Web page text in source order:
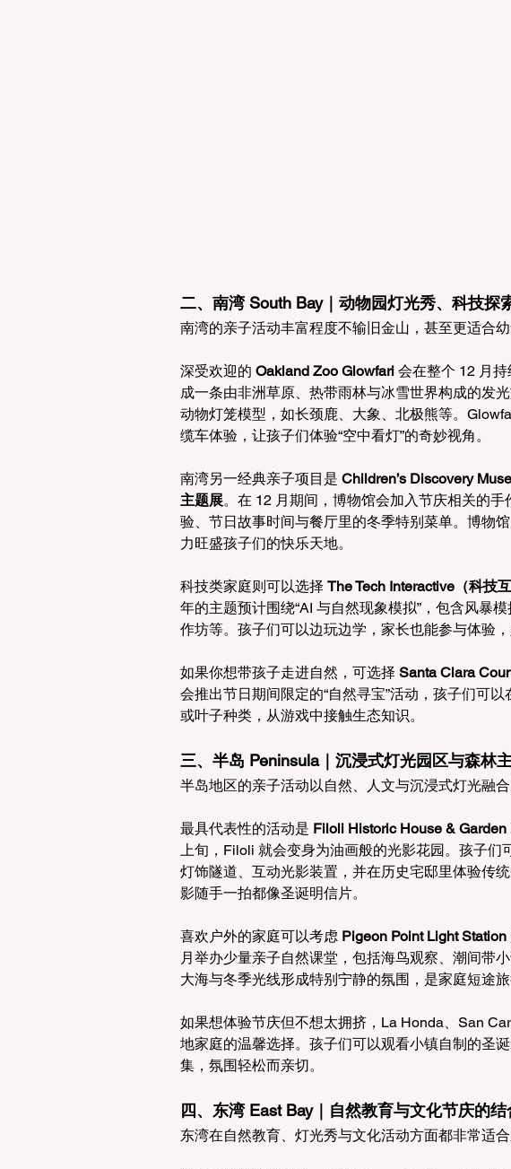
二、南湾 South Bay｜动物园灯光秀、科技探
南湾的亲子活动丰富程度不输旧金山，甚至更适合
深受欢迎的 Oakland Zoo Glowfari 会在整个 12 月
成一条由非洲草原、热带雨林与冰雪世界构成的发
动物灯笼模型，如长颈鹿、大象、北极熊等。
缆车体验，让孩子们体验“空中看灯”的奇妙视角。
南湾另一经典亲子项目是 Children’s Discovery
主题展。在 12 月期间，博物馆会加入节庆相关的
验、节日故事时间与餐厅里的冬季特别菜单。博物
力旺盛孩子们的快乐天地。
科技类家庭则可以选择 The Tech Interactive（科技
年的主题预计围绕“AI 与自然现象模拟”，包含风暴
作坊等。孩子们可以边玩边学，家长也能参与体验，
如果你想带孩子走进自然，可选择 Santa Clara
会推出节日期间限定的“自然寻宝”活动，孩子们可
或叶子种类，从游戏中接触生态知识。
三、半岛 Peninsula｜沉浸式灯光园区与森林
半岛地区的亲子活动以自然、人文与沉浸式灯光融合
最具代表性的活动是 Filoli Historic House &
上旬，Filoli 就会变身为油画般的光影花园。孩子们
灯饰隧道、互动光影装置，并在历史宅邸里体验传
影随手一拍都像圣诞明信片。
喜欢户外的家庭可以考虑 Pigeon Point Light
月举办少量亲子自然课堂，包括海鸟观察、潮间带
大海与冬季光线形成特别宁静的氛围，是家庭短途旅
如果想体验节庆但不想太拥挤，La Honda、San
地家庭的温馨选择。孩子们可以观看小镇自制的圣
集，氛围轻松而亲切。
四、东湾 East Bay｜自然教育与文化节庆的结
东湾在自然教育、灯光秀与文化活动方面都非常适合